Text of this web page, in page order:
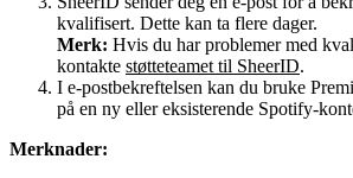
kvalifisert. Dette kan ta flere dager.
Merk: Hvis du har problemer med
kontakte støtteteamet til SheerID.
I e-postbekreftelsen kan du bruke
på en ny eller eksisterende Spotify-
Merknader: